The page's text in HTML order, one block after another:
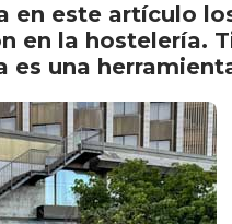
en este artículo
en la hostelería.
una